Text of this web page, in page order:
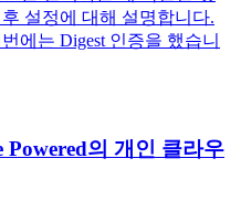
설정에 대해 설명합니다.
에는 Digest 인증을 했습니
의 개인 클라우